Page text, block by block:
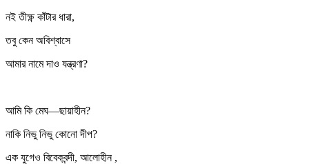
নই তীক্ষ্ণ কাঁটার ধারা,
তবু কেন অবিশ্বাসে
আমার নামে দাও যন্ত্রণা?
আমি কি মেঘ—ছায়াহীন?
নাকি নিভু নিভু কোনো দীপ?
এক যুগেও বিবেকবন্দী, আলোহীন ,